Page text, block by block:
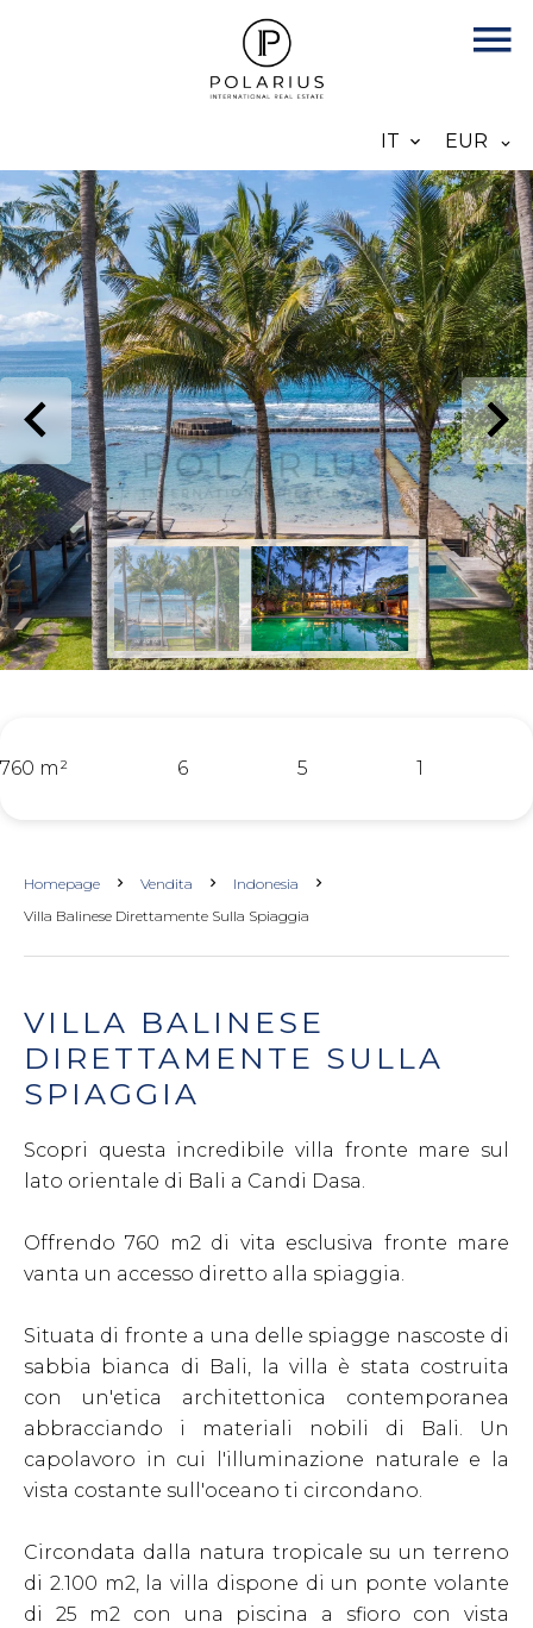
IT EUR
760 m² 6 5 1
Homepage Vendita
Indonesia
Villa Balinese Direttamente Sulla Spiaggia
VILLA BALINESE
DIRETTAMENTE SULLA
SPIAGGIA
Scopri questa incredibile villa fronte mare sul
lato orientale di Bali a Candi Dasa.
Offrendo 760 m2 di vita esclusiva fronte mare
vanta un accesso diretto alla spiaggia.
Situata di fronte a una delle spiagge nascoste di
sabbia bianca di Bali, la villa è stata costruita
con un'etica architettonica contemporanea
abbracciando i materiali nobili di Bali. Un
capolavoro in cui l'illuminazione naturale e la
vista costante sull'oceano ti circondano.
Circondata dalla natura tropicale su un terreno
di 2.100 m2, la villa dispone di un ponte volante
di 25 m2 con una piscina a sfioro con vista